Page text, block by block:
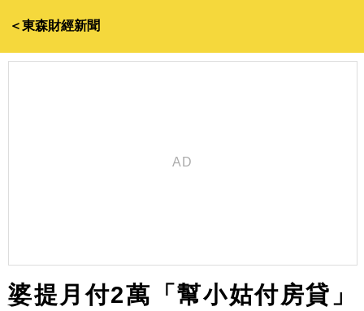
＜東森財經新聞
婆提月付2萬「幫小姑付房貸」